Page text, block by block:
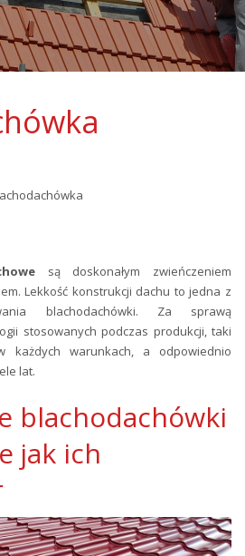
są doskonałym zwieńczeniem
Lekkość konstrukcji dachu to jedna z
blachodachówki. Za sprawą
stosowanych podczas produkcji, taki
każdych warunkach, a odpowiednio
lat.
blachodachówki
jak ich